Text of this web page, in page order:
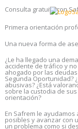
contenido
Consulta gratuita con
Primera orientación
Una nueva forma de
¿Le ha llegado una
accidente de tráfico y
ahogado por las
Segunda Oportunidad?
abusivas? ¿Está
sobre la custodia de
orientación?
En Safrem le
posibles y avanzar con
un problema como si